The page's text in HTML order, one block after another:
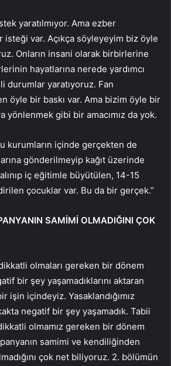
yaratılmıyor. Ama ezber
var. Açıkça söyleyeyim biz öyle
Onların insani olarak birbirlerine
hayatlarına nerede yardımcı
durumlar yaratıyoruz. Fan
öyle bir baskı var. Ama bizim öyle bir
yönlenmek gibi bir amacımız da yok.
kurumların içinde gerçekten de
gönderilmeyip kağıt üzerinde
iç eğitimle büyütülen, 14-15
çocuklar var. Bu da bir gerçek.”
SAMİMİ OLMADIĞINI ÇOK
olmaları gereken bir dönem
bir şey yaşamadıklarını aktaran
işin içindeyiz. Yasaklandığımız
negatif bir şey yaşamadık. Tabii
olmamız gereken bir dönem
samimi ve kendiliğinden
çok net biliyoruz. 2. bölümün